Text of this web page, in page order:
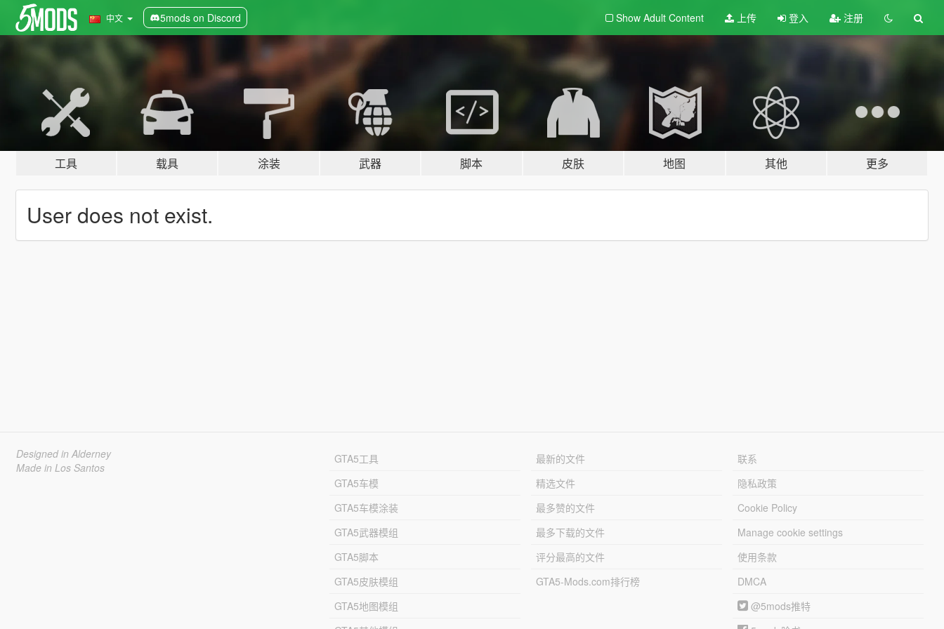
中文 5mods on Discord Show Adult Content 上传 登入 注册
工具 载具 涂装 武器 脚本 皮肤 地图 其他 更多
User does not exist.
Designed in Alderney
Made in Los Santos
GTA5工具
GTA5车模
GTA5车模涂装
GTA5武器模组
GTA5脚本
GTA5皮肤模组
GTA5地图模组
最新的文件
精选文件
最多赞的文件
最多下载的文件
评分最高的文件
GTA5-Mods.com排行榜
联系
隐私政策
Cookie Policy
Manage cookie settings
使用条款
DMCA
@5mods推特